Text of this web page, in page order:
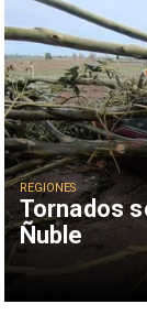
Tornados
Ñuble
REGIONES